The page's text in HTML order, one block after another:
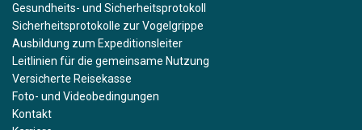
Gesundheits- und Sicherheitsprotokoll
Sicherheitsprotokolle zur Vogelgrippe
Ausbildung zum Expeditionsleiter
Leitlinien für die gemeinsame Nutzung
Versicherte Reisekasse
Foto- und Videobedingungen
Kontakt